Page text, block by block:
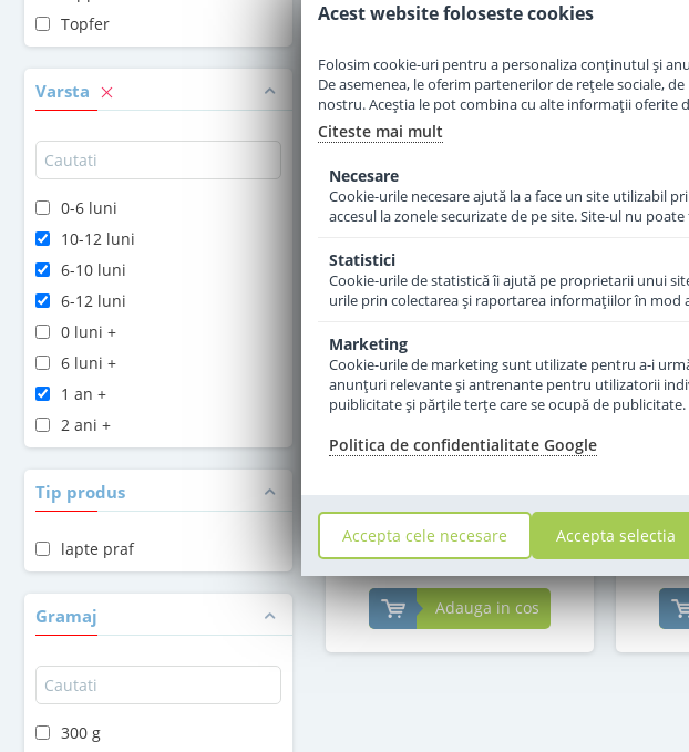
Topfer
Varsta
0-6 luni
10-12 luni
6-10 luni
6-12 luni
0 luni +
6 luni +
1 an +
2 ani +
Tip produs
lapte praf
Gramaj
300 g
Adauga in cos
2 recenzii
Formula de lapte praf Topfer
Kinder Bio de la 1 an 500 g
PRP:58,00 Lei
52,00 Lei
Adauga in cos
2
Acest website foloseste cookies
Folosim cookie-uri pentru a personaliza conținutul și
De asemenea, le oferim partenerilor de rețele sociale,
nostru. Aceștia le pot combina cu alte informații oferite
Citeste mai mult
Necesare
Cookie-urile necesare ajută la a face un site utilizabil
accesul la zonele securizate de pe site. Site-ul nu
Statistici
Cookie-urile de statistică îi ajută pe proprietarii unui
urile prin colectarea şi raportarea informaţiilor în mod
Marketing
Cookie-urile de marketing sunt utilizate pentru a-i
anunţuri relevante şi antrenante pentru utilizatorii
puiblicitate şi părţile terţe care se ocupă de publicitate.
Politica de confidentialitate Google
Accepta cele necesare Accepta selectia